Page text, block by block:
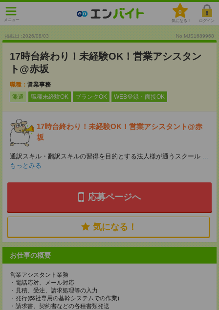
メニュー
0
気になる！ ログイン
掲載日 :2026/08/03 No.MJS1689968
17時台終わり！未経験OK！営業アシスタン
ト@赤坂
職種： 営業事務
派遣
職種未経験OK ブランクOK WEB登録・面接OK
17時台終わり！未経験OK！営業アシスタント@赤
坂
通訳スキル・翻訳スキルの習得を目的とする法人様が通うスクール ...
もっとみる
応募ページへ
気になる！
お仕事の概要
営業アシスタント業務
・電話応対、メール対応
・見積、受注、請求処理等の入力
・発行(弊社専用の基幹システムでの作業)
・請求書、契約書などの各種書類発送